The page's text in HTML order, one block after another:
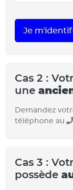
Je
Cas 2 :
une
Demandez
téléphone au
Cas 3 :
possède